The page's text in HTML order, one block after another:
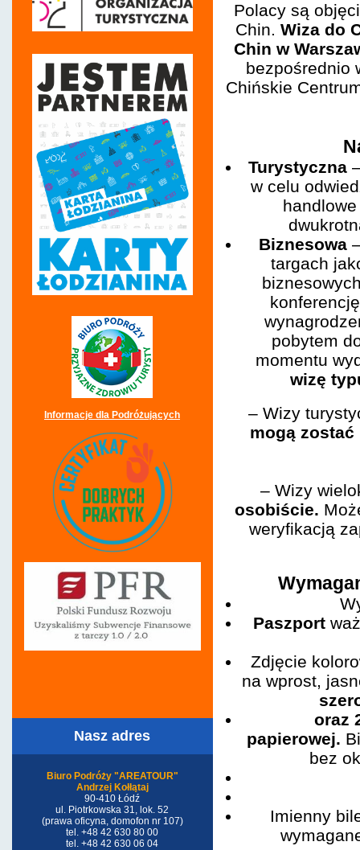
Informacje dla Podróżujących
Nasz adres
Biuro Podróży "AREATOUR"
Andrzej Kołłątaj
90-410 Łódź
ul. Piotrkowska 31, lok. 52
(prawa oficyna, domofon nr 107)
tel. +48 42 630 80 00
tel. +48 42 630 06 04
Polacy są
Chin. Wiza do
Chin w
bezpośrednio
Chińskie
Turystyczna
w celu
Biznesowa
targach
pobytem
momentu
wizę
– Wizy
mogą zostać
– Wizy
osobiście.
weryfikacją
Paszport
Zdjęcie
na wprost,
oraz
papierowej.
bez
Imienny